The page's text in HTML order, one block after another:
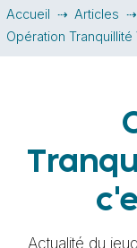
Accueil Articles
Opération
Actualité du